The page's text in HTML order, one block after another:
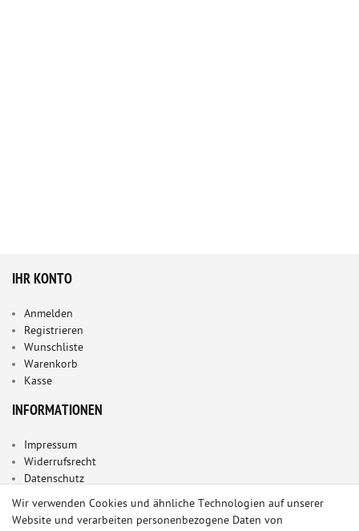
IHR KONTO
Anmelden
Registrieren
Wunschliste
Warenkorb
Kasse
INFORMATIONEN
Impressum
Widerrufsrecht
Datenschutz
AGB / Kundeninformationen
Vertrag widerrufen
Wir verwenden Cookies und ähnliche Technologien auf unserer
Website und verarbeiten personenbezogene Daten von